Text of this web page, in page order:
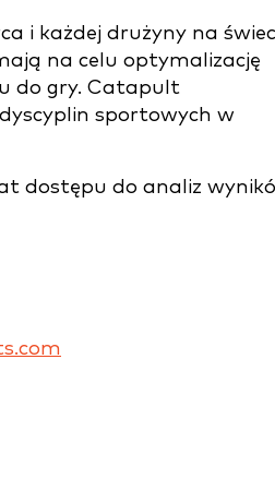
i każdej drużyny na
na celu optymalizację
do gry. Catapult
sportowych w
dostępu do analiz